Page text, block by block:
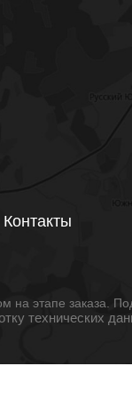
Контакты
на этапе заказа.
технических